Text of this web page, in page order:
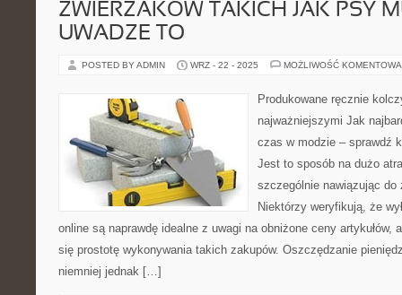
ZWIERZAKÓW TAKICH JAK PSY
UWADZE TO
POSTED BY ADMIN WRZ - 22 - 2025 MOŻLIWOŚĆ
Produkowane ręcznie
najważniejszymi Jak
czas w modzie – sprawdź
Jest to sposób na dużo
szczególnie nawiązując
Niektórzy weryfikują, że
online są naprawdę idealne z uwagi na obniżone ceny artykułów,
się prostotę wykonywania takich zakupów. Oszczędzanie
niemniej jednak […]